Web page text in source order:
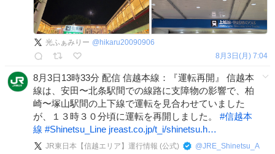
光ふぁみりー @ hikaru20090906
8月3日(月) 7:04
8月3日13時33分 配信 信越本線：『運転再開』 信越本
線は、安田〜北条駅間での線路に支障物の影響で、柏
崎〜塚山駅間の上下線で運転を見合わせていました
が、１３時３０分頃に運転を再開しました。 #信越本
線 #Shinetsu_Line jreast.co.jp/t_i/shinetsu.h…
JR東日本【信越エリア】運行情報 (公式) @JRE_Shinetsu_A